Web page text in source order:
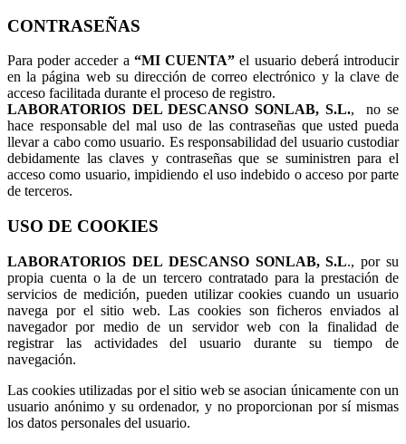
CONTRASEÑAS
Para poder acceder a “MI CUENTA” el usuario deberá introducir
en la página web su dirección de correo electrónico y la clave de
acceso facilitada durante el proceso de registro.
LABORATORIOS DEL DESCANSO SONLAB, S.L., no se
hace responsable del mal uso de las contraseñas que usted pueda
llevar a cabo como usuario. Es responsabilidad del usuario custodiar
debidamente las claves y contraseñas que se suministren para el
acceso como usuario, impidiendo el uso indebido o acceso por parte
de terceros.
USO DE COOKIES
LABORATORIOS DEL DESCANSO SONLAB, S.L., por su
propia cuenta o la de un tercero contratado para la prestación de
servicios de medición, pueden utilizar cookies cuando un usuario
navega por el sitio web. Las cookies son ficheros enviados al
navegador por medio de un servidor web con la finalidad de
registrar las actividades del usuario durante su tiempo de
navegación.
Las cookies utilizadas por el sitio web se asocian únicamente con un
usuario anónimo y su ordenador, y no proporcionan por sí mismas
los datos personales del usuario.